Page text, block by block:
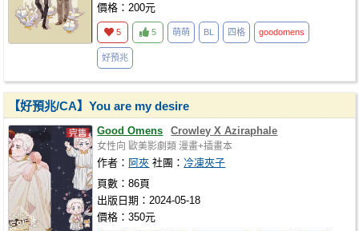
價格：200元
5 5 萌萌 BL 四格 goodomens
好預兆
【好預兆/CA】You are my desire
Good Omens Crowley X Aziraphale
女性向 歐美影劇類 漫畫+插畫本
作者： 阿夾 社團： 冷凍夾子
頁數：86頁
出版日期：2024-05-18
價格：350元